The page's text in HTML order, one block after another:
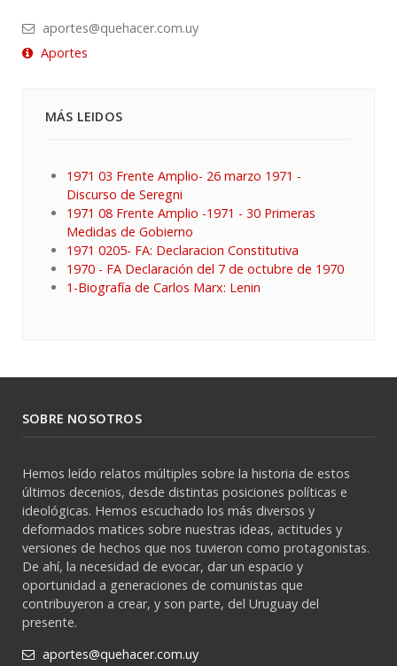
aportes@quehacer.com.uy
Aportes
MÁS LEIDOS
1971 03 Frente Amplio- 26 marzo 1971 -
Discurso de Seregni
1971 08 Frente Amplio -1971 - 30 Primeras
Medidas de Gobierno
1971 0205- FA: Declaracion Constitutiva
1970 - FA Declaración del 7 de octubre de 1970
1-Biografía de Carlos Marx: Lenin
SOBRE NOSOTROS
Hemos leído relatos múltiples sobre la historia de estos
últimos decenios, desde distintas posiciones políticas e
ideológicas. Hemos escuchado los más diversos y
deformados matices sobre nuestras ideas, actitudes y
versiones de hechos que nos tuvieron como protagonistas.
De ahí, la necesidad de evocar, dar un espacio y
oportunidad a generaciones de comunistas que
contribuyeron a crear, y son parte, del Uruguay del
presente.
aportes@quehacer.com.uy